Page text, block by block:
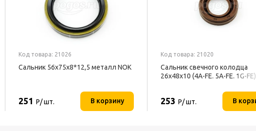
Код товара: 21026
Сальник 56х75х8*12,5 металл NOK
251 Р/ шт. В корзину
Код товара: 21020
Сальник свечного колодца
26х48х10 (4A-FE. 5A-FE. 1G-FE)
253 Р/ шт. В